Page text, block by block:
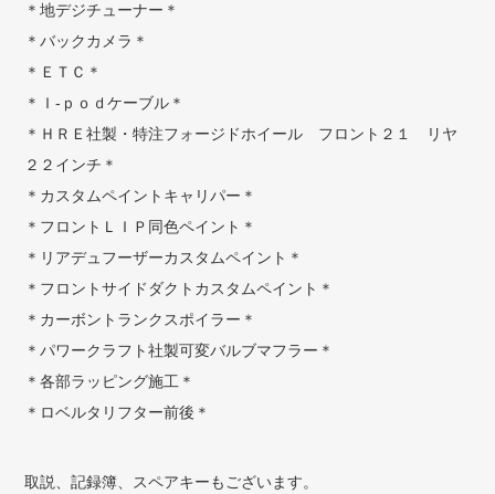
＊地デジチューナー＊
＊バックカメラ＊
＊ＥＴＣ＊
＊Ｉ-ｐｏｄケーブル＊
＊ＨＲＥ社製・特注フォージドホイール フロント２１ リヤ
２２インチ＊
＊カスタムペイントキャリパー＊
＊フロントＬＩＰ同色ペイント＊
＊リアデュフーザーカスタムペイント＊
＊フロントサイドダクトカスタムペイント＊
＊カーボントランクスポイラー＊
＊パワークラフト社製可変バルブマフラー＊
＊各部ラッピング施工＊
＊ロベルタリフター前後＊
取説、記録簿、スペアキーもございます。